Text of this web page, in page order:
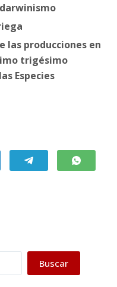
las producciones en
trigésimo
Especies
Buscar